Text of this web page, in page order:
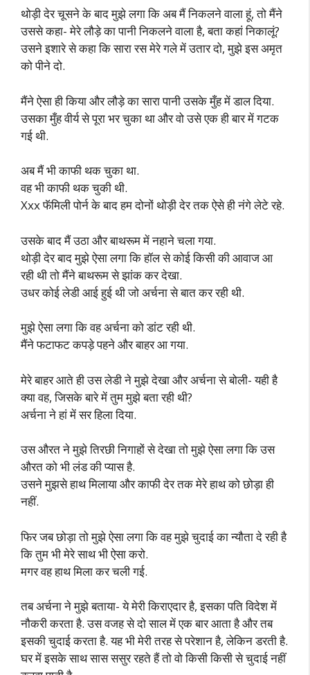
थोड़ी देर चूसने के बाद मुझे लगा कि अब मैं निकलने वाला हूं, तो मैंने
उससे कहा- मेरे लौड़े का पानी निकलने वाला है, बता कहां निकालूं?
उसने इशारे से कहा कि सारा रस मेरे गले में उतार दो, मुझे इस अमृत
को पीने दो.
मैंने ऐसा ही किया और लौड़े का सारा पानी उसके मुँह में डाल दिया.
उसका मुँह वीर्य से पूरा भर चुका था और वो उसे एक ही बार में गटक
गई थी.
अब मैं भी काफी थक चुका था.
वह भी काफी थक चुकी थी.
Xxx फॅमिली पोर्न के बाद हम दोनों थोड़ी देर तक ऐसे ही नंगे लेटे रहे.
उसके बाद मैं उठा और बाथरूम में नहाने चला गया.
थोड़ी देर बाद मुझे ऐसा लगा कि हॉल से कोई किसी की आवाज आ
रही थी तो मैंने बाथरूम से झांक कर देखा.
उधर कोई लेडी आई हुई थी जो अर्चना से बात कर रही थी.
मुझे ऐसा लगा कि वह अर्चना को डांट रही थी.
मैंने फटाफट कपड़े पहने और बाहर आ गया.
मेरे बाहर आते ही उस लेडी ने मुझे देखा और अर्चना से बोली- यही है
क्या वह, जिसके बारे में तुम मुझे बता रही थी?
अर्चना ने हां में सर हिला दिया.
उस औरत ने मुझे तिरछी निगाहों से देखा तो मुझे ऐसा लगा कि उस
औरत को भी लंड की प्यास है.
उसने मुझसे हाथ मिलाया और काफी देर तक मेरे हाथ को छोड़ा ही
नहीं.
फिर जब छोड़ा तो मुझे ऐसा लगा कि वह मुझे चुदाई का न्यौता दे रही है
कि तुम भी मेरे साथ भी ऐसा करो.
मगर वह हाथ मिला कर चली गई.
तब अर्चना ने मुझे बताया- ये मेरी किराएदार है, इसका पति विदेश में
नौकरी करता है. उस वजह से दो साल में एक बार आता है और तब
इसकी चुदाई करता है. यह भी मेरी तरह से परेशान है, लेकिन डरती है.
घर में इसके साथ सास ससुर रहते हैं तो वो किसी किसी से चुदाई नहीं